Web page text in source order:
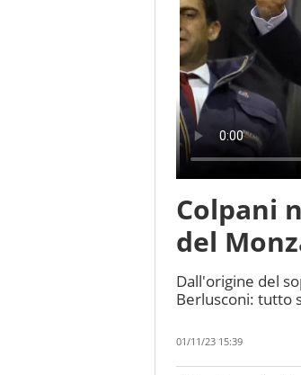
Colpani
del
Dall'origine del
Berlusconi: tutto
01/11/23 15:39